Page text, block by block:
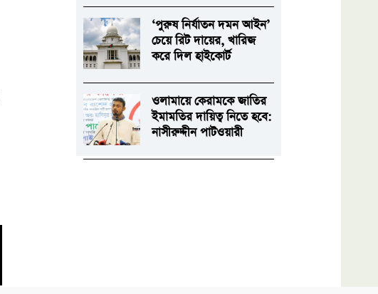
‘পুরুষ নির্যাতন দমন আইন’
চেয়ে রিট দায়ের, খারিজ
করে দিল হাইকোর্ট
ওলামায়ে কেরামকে জাতির
ইমামতির দায়িত্ব নিতে হবে:
নাসীরুদ্দীন পাটওয়ারী